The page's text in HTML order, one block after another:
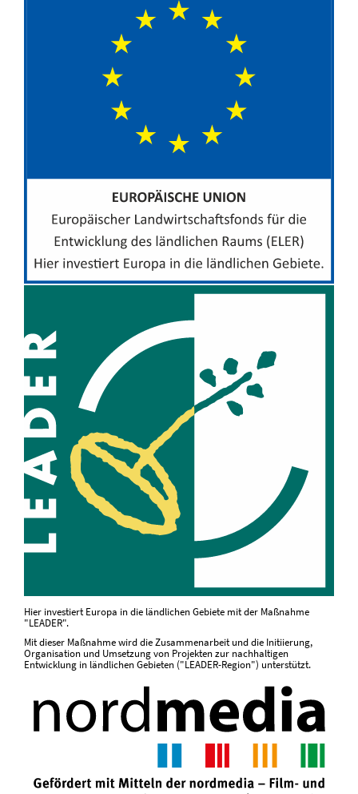
Hier investiert Europa in die ländlichen Gebiete mit der Maßnahme
"LEADER".
Mit dieser Maßnahme wird die Zusammenarbeit und die Initiierung,
Organisation und Umsetzung von Projekten zur nachhaltigen
Entwicklung in ländlichen Gebieten ("LEADER-Region") unterstützt.